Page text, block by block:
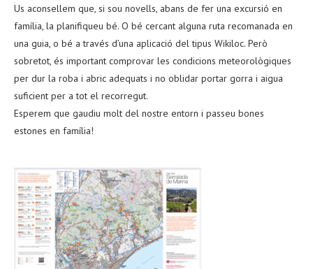
Us aconsellem que, si sou novells, abans de fer una excursió en
família, la planifiqueu bé. O bé cercant alguna ruta recomanada en
una guia, o bé a través d’una aplicació del tipus Wikiloc. Però
sobretot, és important comprovar les condicions meteorològiques
per dur la roba i abric adequats i no oblidar portar gorra i aigua
suficient per a tot el recorregut.
Esperem que gaudiu molt del nostre entorn i passeu bones
estones en família!